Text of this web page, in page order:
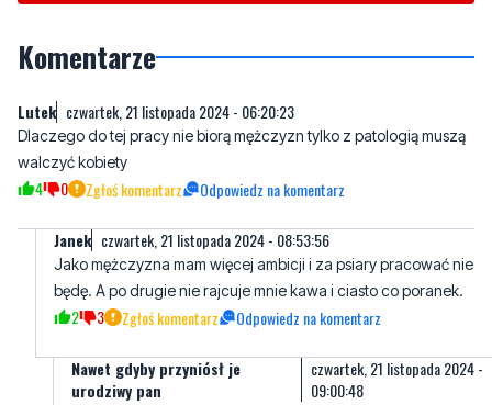
Dlaczego do tej pracy nie biorą mężczyzn tylko z patologią muszą
4 0 Zgłoś komentarz Odpowiedz na komentarz
Janek czwartek, 21 listopada 2024 - 08:53:56
Jako mężczyzna mam więcej ambicji i za psiary pracować nie
2 3 Zgłoś komentarz Odpowiedz na komentarz
Nawet gdyby przyniósł je
urodziwy pan
czwartek, 21 listopada 2024 -
09:00:48
1 3 Zgłoś komentarz Odpowiedz na komentarz